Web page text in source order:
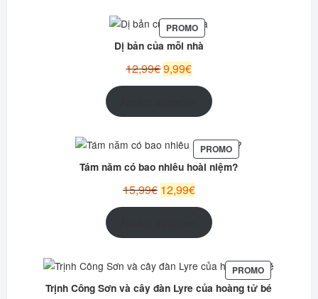
PROMOPRODUIT
EN
PROMOTION
Dị bản của mỗi nhà
12,99€Le
9,99€Le
actuel
est :
PROMOPRODUIT
EN
PROMOTION
Tám năm có bao nhiêu hoài niệm?
15,99€ Le
12,99€Le
actuel
est :
PROMOPRODUIT
EN
Trịnh Công Sơn và cây đàn Lyre của hoàng tử bé